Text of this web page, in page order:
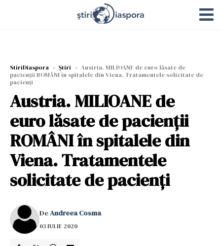
StiriDiaspora › Știri › Austria. MILIOANE de euro lăsate de
pacienţii ROMÂNI în spitalele din Viena. Tratamentele solicitate de
pacienţi
Austria. MILIOANE de
euro lăsate de pacienţii
ROMÂNI în spitalele din
Viena. Tratamentele
solicitate de pacienţi
DeAndreea Cosma
03 IULIE 2020